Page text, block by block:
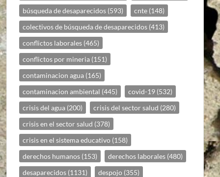
búsqueda de desaparecidos (593) cnte (148)
colectivos de búsqueda de desaparecidos (413)
conflictos laborales (465)
conflictos por mineria (151)
contaminacion agua (165)
contaminacion ambiental (445) covid-19 (532)
crisis del agua (200) crisis del sector salud (280)
crisis en el sector salud (378)
crisis en el sistema educativo (158)
derechos humanos (153) derechos laborales (480)
desaparecidos (1131) despojo (355)